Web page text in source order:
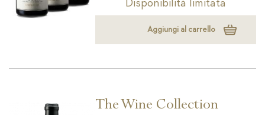
Disponibilità limitata
Aggiungi al carrello
The Wine Collection